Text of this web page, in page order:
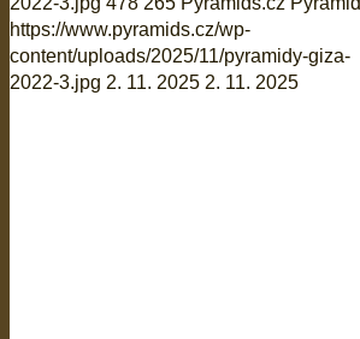
https://www.pyramids.cz/wp-
content/uploads/2025/11/pyramidy-giza-
2022-3.jpg 2. 11. 2025 2. 11. 2025